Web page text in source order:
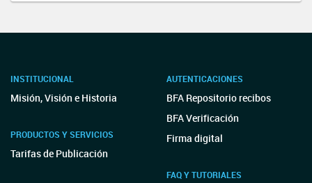
INSTITUCIONAL
Misión, Visión e Historia
PRODUCTOS Y SERVICIOS
Tarifas de Publicación
AUTENTICACIONES
BFA Repositorio recibos
BFA Verificación
Firma digital
FAQ Y TUTORIALES